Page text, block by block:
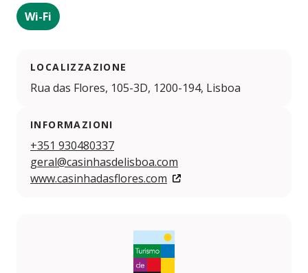
Wi-Fi
LOCALIZZAZIONE
Rua das Flores, 105-3D, 1200-194, Lisboa
INFORMAZIONI
+351 930480337
geral@casinhasdelisboa.com
www.casinhadasflores.com